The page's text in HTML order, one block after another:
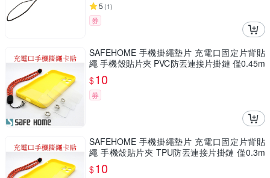
5 (1)
券
SAFEHOME 手機掛繩墊片 充電口固定片背貼
繩 手機殼貼片夾 PVC防丟連接片掛鏈 僅0.45m
m 厚 CPA043
$10
券
SAFEHOME 手機掛繩墊片 充電口固定片背貼
繩 手機殼貼片夾 TPU防丟連接片掛鏈 僅0.3m
m 厚 CPA042
$10